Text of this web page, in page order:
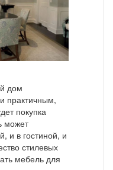
дом
практичным,
покупка
может
и в гостиной, и
стилевых
мебель для